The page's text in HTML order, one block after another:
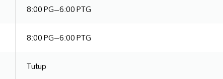
8:00 PG–6:00 PTG
8:00 PG–6:00 PTG
Tutup